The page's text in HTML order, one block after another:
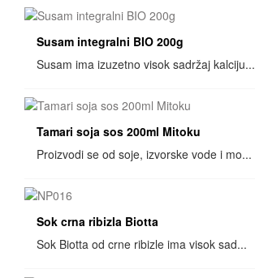
Susam integralni BIO 200g
Susam ima izuzetno visok sadržaj kalciju...
Tamari soja sos 200ml Mitoku
Proizvodi se od soje, izvorske vode i mo...
Sok crna ribizla Biotta
Sok Biotta od crne ribizle ima visok sad...